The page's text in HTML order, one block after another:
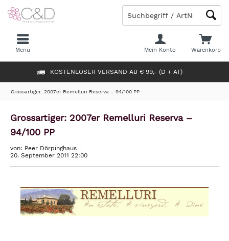
KOSTENLOSER VERSAND AB € 99,- (D + AT)
Warenkorb
Mein Konto
Menü
Grossartiger: 2007er Remelluri Reserva – 94/100 PP
Grossartiger: 2007er Remelluri Reserva –
94/100 PP
von: Peer Dörpinghaus
20. September 2011 22:00